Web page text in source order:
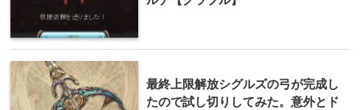
最終上限解放シグルズの弓が完成し
たので試し切りしてみた。意外とド